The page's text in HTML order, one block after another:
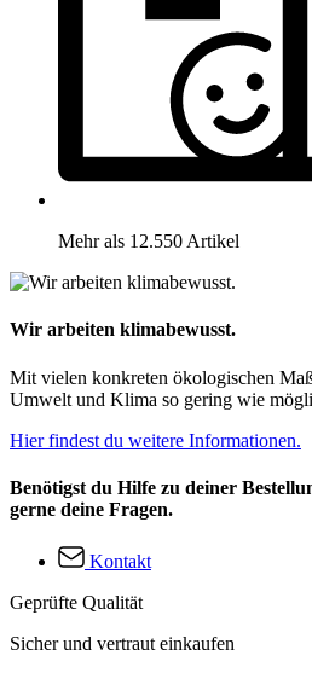
Mehr als 12.550 Artikel
Wir arbeiten klimabewusst.
Mit vielen konkreten ökologischen
Umwelt und Klima so gering wie
Hier findest du weitere Informationen.
Benötigst du Hilfe zu deiner
gerne deine Fragen.
Kontakt
Geprüfte Qualität
Sicher und vertraut einkaufen